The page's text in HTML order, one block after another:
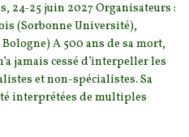
24-25 juin 2027 Organisateurs :
(Sorbonne Université),
A 500 ans de sa mort,
jamais cessé d’interpeller les
et non-spécialistes. Sa
interprétées de multiples